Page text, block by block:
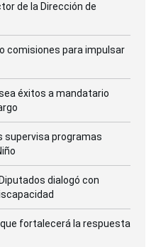
de la Dirección de
comisiones para impulsar
éxitos a mandatario
supervisa programas
dialogó con
fortalecerá la respuesta